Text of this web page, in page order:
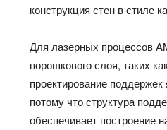
конструкция стен в стиле
Для лазерных процессов
порошкового слоя, таких
проектирование
потому что структура
обеспечивает построение